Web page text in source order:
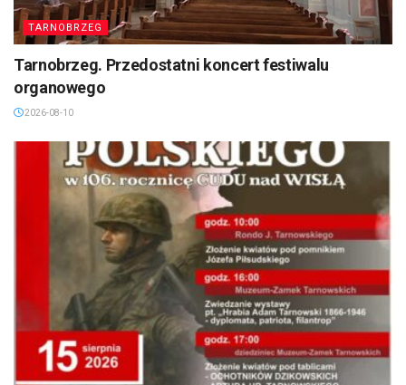
TARNOBRZEG
Tarnobrzeg. Przedostatni koncert festiwalu
organowego
2026-08-10